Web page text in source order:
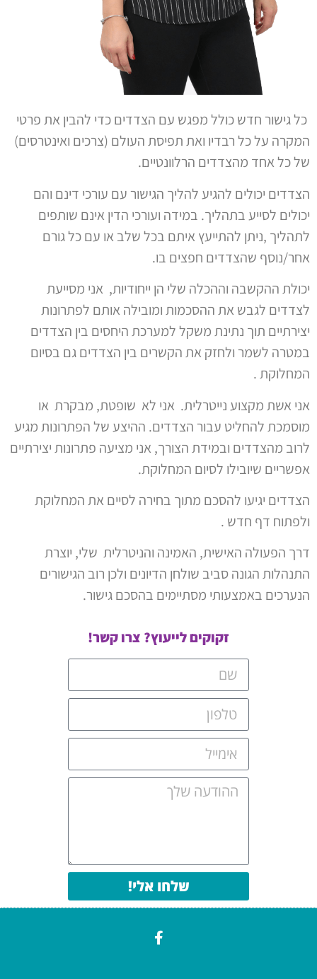
כל גישור חדש כולל מפגש עם הצדדים כדי להבין את פרטי
המקרה על כל רבדיו ואת תפיסת העולם (צרכים ואינטרסים)
של כל אחד מהצדדים הרלוונטיים.
הצדדים יכולים להגיע להליך הגישור עם עורכי דינם והם
יכולים לסייע בתהליך. במידה ועורכי הדין אינם שותפים
לתהליך ,ניתן להתייעץ איתם בכל שלב או עם כל גורם
אחר/נוסף שהצדדים חפצים בו.
יכולת ההקשבה וההכלה שלי הן ייחודיות, אני מסייעת
לצדדים לגבש את ההסכמות ומובילה אותם לפתרונות
יצירתיים תוך נתינת משקל למערכת היחסים בין הצדדים
במטרה לשמר ולחזק את הקשרים בין הצדדים גם בסיום
המחלוקת .
אני אשת מקצוע נייטרלית. אני לא שופטת, מבקרת או
מוסמכת להחליט עבור הצדדים. ההיצע של הפתרונות מגיע
לרוב מהצדדים ובמידת הצורך, אני מציעה פתרונות יצירתיים
אפשריים שיובילו לסיום המחלוקת.
הצדדים יגיעו להסכם מתוך בחירה לסיים את המחלוקת
ולפתוח דף חדש .
דרך הפעולה האישית, האמינה והניטרלית שלי, יוצרת
התנהלות הגונה סביב שולחן הדיונים ולכן רוב הגישורים
הנערכים באמצעותי מסתיימים בהסכם גישור.
זקוקים לייעוץ? צרו קשר!
שלחו אלי!